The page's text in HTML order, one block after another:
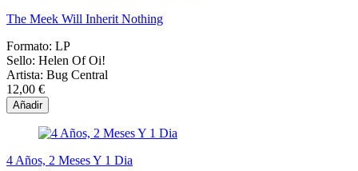
The Meek Will Inherit Nothing
Formato: LP
Sello: Helen Of Oi!
Artista: Bug Central
12,00 €
Añadir
4 Años, 2 Meses Y 1 Dia